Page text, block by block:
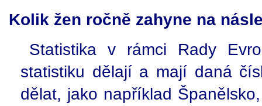
Kolik žen ročně zahyne na
Statistika v rámci Rady
statistiku dělají a mají daná
dělat, jako například